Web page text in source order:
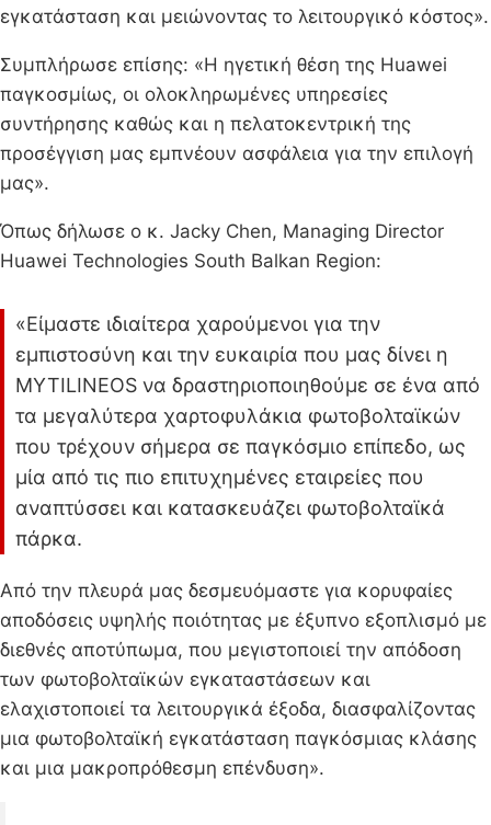
εγκατάσταση και μειώνοντας το λειτουργικό κόστος».
Συμπλήρωσε επίσης: «H ηγετική θέση της Huawei
παγκοσμίως, οι ολοκληρωμένες υπηρεσίες
συντήρησης καθώς και η πελατοκεντρική της
προσέγγιση μας εμπνέουν ασφάλεια για την επιλογή
μας».
Όπως δήλωσε ο κ. Jacky Chen, Managing Director
Huawei Technologies South Balkan Region:
«Είμαστε ιδιαίτερα χαρούμενοι για την
εμπιστοσύνη και την ευκαιρία που μας δίνει η
MYTILINEOS να δραστηριοποιηθούμε σε ένα από
τα μεγαλύτερα χαρτοφυλάκια φωτοβολταϊκών
που τρέχουν σήμερα σε παγκόσμιο επίπεδο, ως
μία από τις πιο επιτυχημένες εταιρείες που
αναπτύσσει και κατασκευάζει φωτοβολταϊκά
πάρκα.
Από την πλευρά μας δεσμευόμαστε για κορυφαίες
αποδόσεις υψηλής ποιότητας με έξυπνο εξοπλισμό με
διεθνές αποτύπωμα, που μεγιστοποιεί την απόδοση
των φωτοβολταϊκών εγκαταστάσεων και
ελαχιστοποιεί τα λειτουργικά έξοδα, διασφαλίζοντας
μια φωτοβολταϊκή εγκατάσταση παγκόσμιας κλάσης
και μια μακροπρόθεσμη επένδυση».